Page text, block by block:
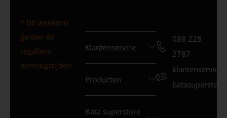
* Dit weekend
gelden de
reguliere
openingstijden
Klantenservice
Producten
Bata superstore
088 228
2787